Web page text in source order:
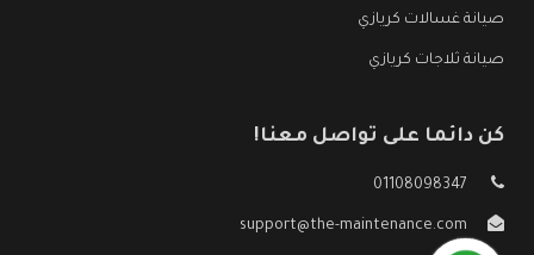
صيانة غسالات كريازي
صيانة ثلاجات كريازي
كن دائما على تواصل معنا!
01108098347
support@the-maintenance.com